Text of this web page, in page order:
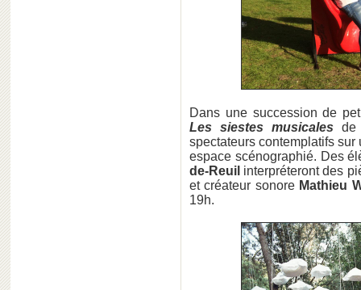
Dans une succession de
Les siestes musicales
spectateurs contemplatifs
espace scénographié. Des
de-Reuil interpréteront des
et créateur sonore Mathieu
19h.